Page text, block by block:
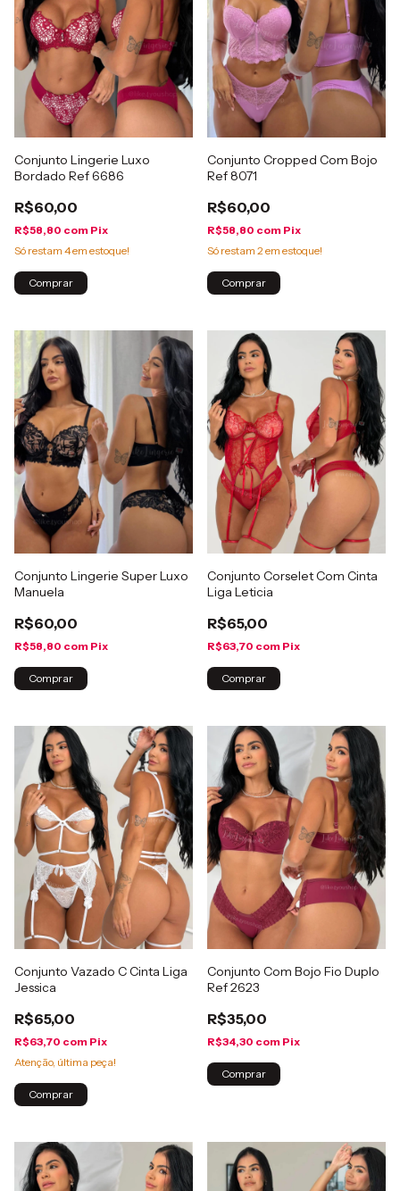
Conjunto Lingerie Luxo
Bordado Ref 6686
R$60,00
R$58,80 com Pix
Só restam 4em estoque!
Comprar
Conjunto Cropped Com Bojo
Ref 8071
R$60,00
R$58,80 com Pix
Só restam 2em estoque!
Comprar
Conjunto Lingerie Super Luxo
Manuela
R$60,00
R$58,80 com Pix
Comprar
Conjunto Corselet Com Cinta
Liga Leticia
R$65,00
R$63,70 com Pix
Comprar
Conjunto Vazado C Cinta Liga
Jessica
R$65,00
R$63,70 com Pix
Atenção, última peça!
Comprar
Conjunto Com Bojo Fio Duplo
Ref 2623
R$35,00
R$34,30 com Pix
Comprar